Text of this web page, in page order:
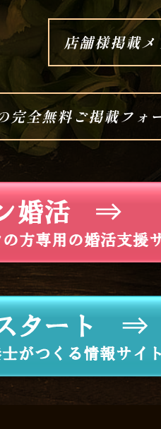
店舗様掲載
完全無料ご掲載フォ